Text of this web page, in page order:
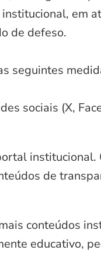
em
de defeso.
seguintes
sociais (X,
de
conteúdos
educativo,